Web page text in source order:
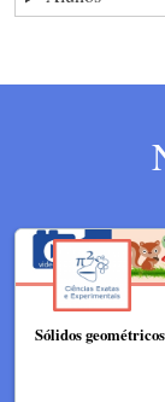
Sólidos geométricos